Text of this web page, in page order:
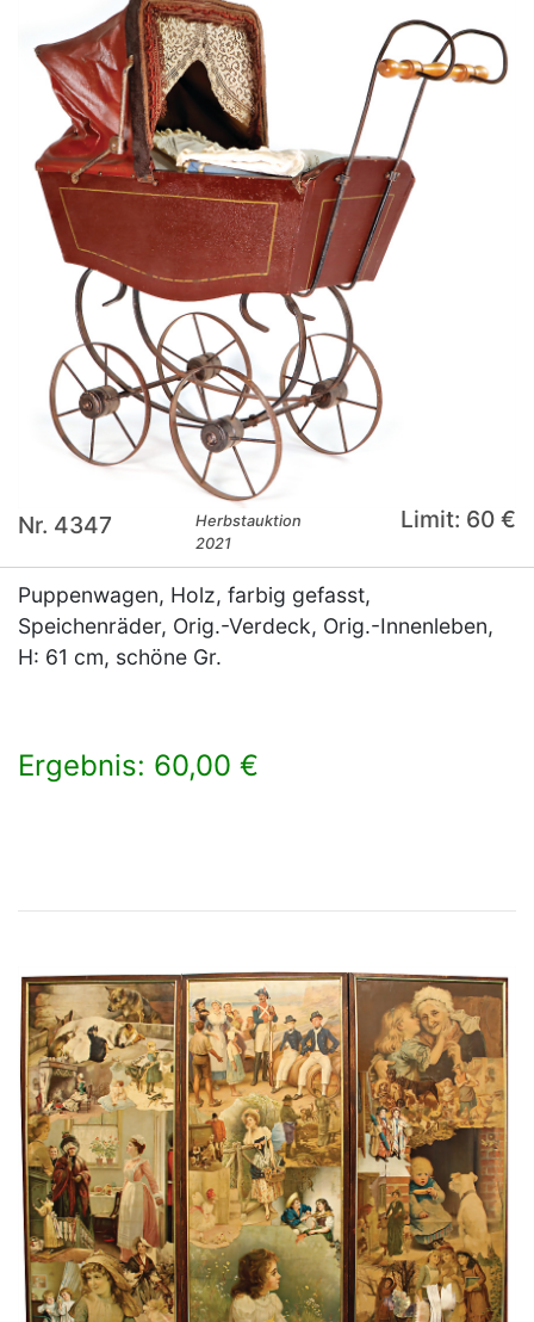
Nr. 4347
Herbstauktion
2021
Limit: 60 €
Puppenwagen, Holz, farbig gefasst,
Speichenräder, Orig.-Verdeck, Orig.-Innenleben,
H: 61 cm, schöne Gr.
Ergebnis: 60,00 €